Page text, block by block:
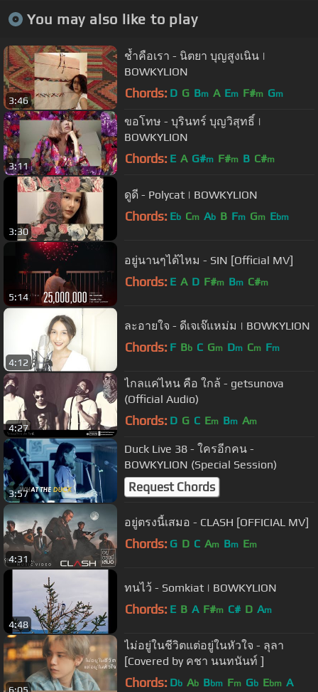
You may also like to play
3:46
ช้ำคือเรา - นิตยา บุญสูงเนิน |
BOWKYLION
Chords: D G Bm A Em F#m Gm
3:11
ขอโทษ - บุรินทร์ บุญวิสุทธิ์ |
BOWKYLION
Chords: E A G#m F#m B C#m
3:30
ดูดี - Polycat | BOWKYLION
Chords: Eb Cm Ab B Fm Gm Ebm
5:14
อยู่นานๆได้ไหม - SIN [Official MV]
Chords: E A D F#m Bm C#m
4:12
ละอายใจ - ดีเจเจ๊แหม่ม | BOWKYLION
Chords: F Bb C Gm Dm Cm Fm
4:27
ไกลแค่ไหน คือ ใกล้ - getsunova
(Official Audio)
Chords: D G C Em Bm Am
3:57
Duck Live 38 - ใครอีกคน -
BOWKYLION (Special Session)
Request Chords
4:31
อยู่ตรงนี้เสมอ - CLASH [OFFICIAL MV]
Chords: G D C Am Bm Em
4:48
ทนไว้ - Somkiat | BOWKYLION
Chords: E B A F#m C# D Am
6:05
ไม่อยู่ในชีวิตแต่อยู่ในหัวใจ - ลุลา
[Covered by คชา นนทนันท์ ]
Chords: Db Ab Bbm Fm Gb Ebm A